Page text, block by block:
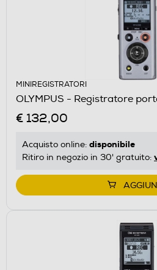
MINIREGISTRATORI
OLYMPUS - Registratore
€ 132,00
Acquisto online: disponibile
Ritiro in negozio in 30' gratuito: